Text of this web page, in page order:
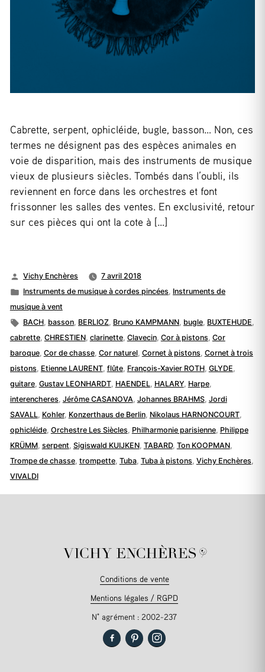
Cabrette, serpent, ophicléide, bugle, basson… Non, ces
termes ne désignent pas des espèces animales en
voie de disparition, mais des instruments de musique
vieux de plusieurs siècles. Tombés dans l’oubli, ils
reviennent en force dans les orchestres et font
frissonner les salles des ventes. En exclusivité, retour
sur ces pièces qui ont la cote à […]
Publié
par
Vichy Enchères
7 avril 2018
Publié
dans
Instruments de musique à cordes pincées, Instruments de
musique à vent
Étiquettes :
BACH, basson, BERLIOZ, Bruno KAMPMANN, bugle, BUXTEHUDE,
cabrette, CHRESTIEN, clarinette, Clavecin, Cor à pistons, Cor
baroque, Cor de chasse, Cor naturel, Cornet à pistons, Cornet à trois
pistons, Etienne LAURENT, flûte, François-Xavier ROTH, GLYDE,
guitare, Gustav LEONHARDT, HAENDEL, HALARY, Harpe,
interencheres, Jérôme CASANOVA, Johannes BRAHMS, Jordi
SAVALL, Kohler, Konzerthaus de Berlin, Nikolaus HARNONCOURT,
ophicléide, Orchestre Les Siècles, Philharmonie parisienne, Philippe
KRÜMM, serpent, Sigiswald KUIJKEN, TABARD, Ton KOOPMAN,
Trompe de chasse, trompette, Tuba, Tuba à pistons, Vichy Enchères,
VIVALDI
Conditions de vente
Mentions légales / RGPD
N° agrément : 2002-237